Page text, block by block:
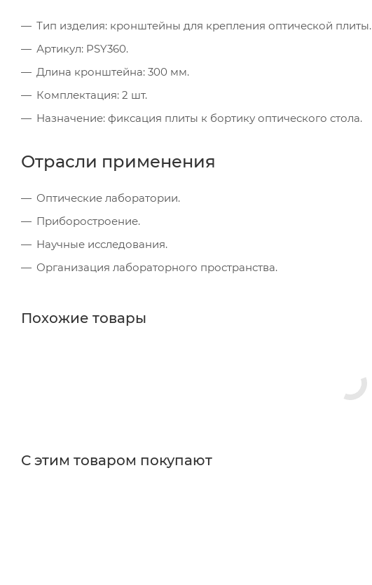
Тип изделия: кронштейны для крепления оптической плиты.
Артикул: PSY360.
Длина кронштейна: 300 мм.
Комплектация: 2 шт.
Назначение: фиксация плиты к бортику оптического стола.
Отрасли применения
Оптические лаборатории.
Приборостроение.
Научные исследования.
Организация лабораторного пространства.
Похожие товары
С этим товаром покупают